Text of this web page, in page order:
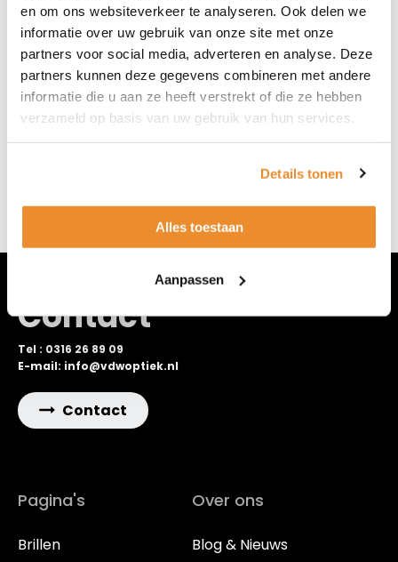
en om ons websiteverkeer te analyseren. Ook delen we
informatie over uw gebruik van onze site met onze
partners voor social media, adverteren en analyse. Deze
partners kunnen deze gegevens combineren met andere
informatie die u aan ze heeft verstrekt of die ze hebben
verzameld op basis van uw gebruik van hun services.
Details tonen
Alles toestaan
Aanpassen
Als je graag monturen of zonnebrillen wilt passen
van deze mooie merken, maak dan online een
afspraak of loop eens binnen bij Van de Wetering
Optiek & Optometrie in Duiven.
Contact
Tel : 0316 26 89 09
E-mail: info@vdwoptiek.nl
Contact
Pagina's
Brillen
Over ons
Blog & Nieuws